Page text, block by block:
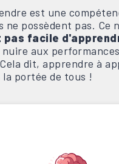
est une
ne possèdent pas. Ce
pas facile
aux
dit, apprendre à
portée de tous !